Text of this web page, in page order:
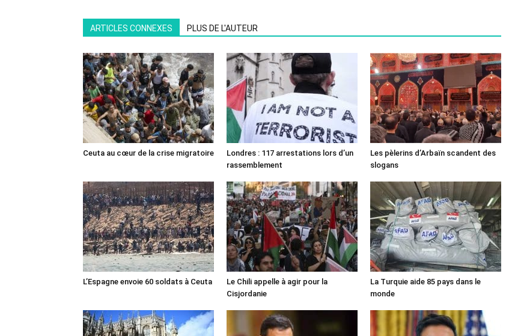
ARTICLES CONNEXES PLUS DE L'AUTEUR
Ceuta au cœur de la crise migratoire
Londres : 117 arrestations lors d’un
rassemblement
Les pèlerins d’Arbaïn scandent des
slogans
L’Espagne envoie 60 soldats à Ceuta
Le Chili appelle à agir pour la
Cisjordanie
La Turquie aide 85 pays dans le
monde